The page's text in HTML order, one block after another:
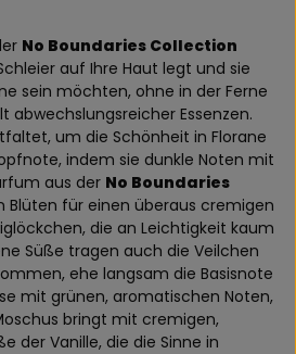
No Boundaries Collection
auf Ihre Haut legt und sie
sein möchten, ohne in der Ferne
abwechslungsreicher Essenzen.
um die Schönheit in Florane
indem sie dunkle Noten mit
aus der No Boundaries
Blüten für einen überaus cremigen
die an Leichtigkeit kaum
Süße tragen auch die Veilchen
ehe langsam die Basisnote
mit grünen, aromatischen Noten,
bringt mit cremigen,
der Vanille, die die Sinne in